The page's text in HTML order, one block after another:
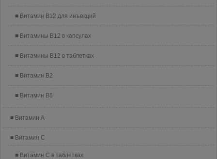
Витамин B12 для инъекций
Витамины B12 в капсулах
Витамины B12 в таблетках
Витамин B2
Витамин B6
Витамин A
Витамин C
Витамин C в таблетках